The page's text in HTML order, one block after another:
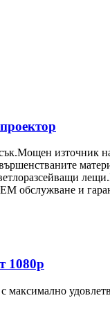
източник
обслужване и
1080p